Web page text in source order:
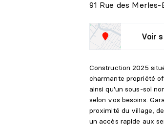
91 Rue des
Voir
Construction 2025
charmante propriété
ainsi qu'un sous-sol
selon vos besoins.
proximité du village,
un accès rapide aux